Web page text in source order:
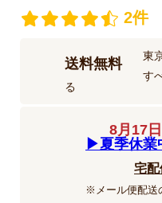
2件
送料無料
東
す
る
8月17
▶︎夏季休業
宅配
※メール便配送